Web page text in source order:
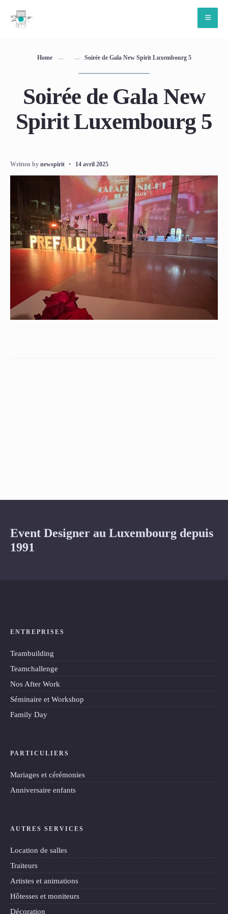
Home Soirée de Gala New Spirit Luxembourg 5
Soirée de Gala New
Spirit Luxembourg 5
Written by newspirit • 14 avril 2025
Event Designer au Luxembourg depuis
1991
ENTREPRISES
Teambuilding
Teamchallenge
Nos After Work
Séminaire et Workshop
Family Day
PARTICULIERS
Mariages et cérémonies
Anniversaire enfants
AUTRES SERVICES
Location de salles
Traiteurs
Artistes et animations
Hôtesses et moniteurs
Décoration